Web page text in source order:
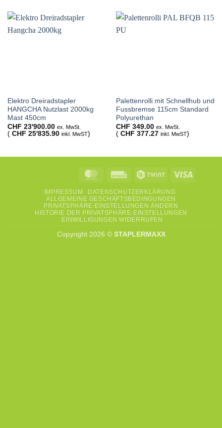
Elektro Dreiradstapler
HANGCHA Nutzlast 2000kg
Mast 450cm
CHF 23'900.00 ex. MwSt.
( CHF 25'835.90 inkl. MwST)
Palettenrolli mit Schnellhub und
Fussbremse 115cm Standard
Polyurethan
CHF 349.00 ex. MwSt.
( CHF 377.27 inkl. MwST)
MasterCardRechung Twint
IMPRESSUM
DATENSCHUTZERKLÄRUNG
ALLGEMEINE GESCHÄFTSBEDINGUNGEN
PRIVATSPHÄRE-EINSTELLUNGEN ÄNDERN
HISTORIE DER PRIVATSPHÄRE-EINSTELLUNGEN
EINWILLIGUNGEN WIDERRUFEN
Copyright 2026 © STAPLERMAXX